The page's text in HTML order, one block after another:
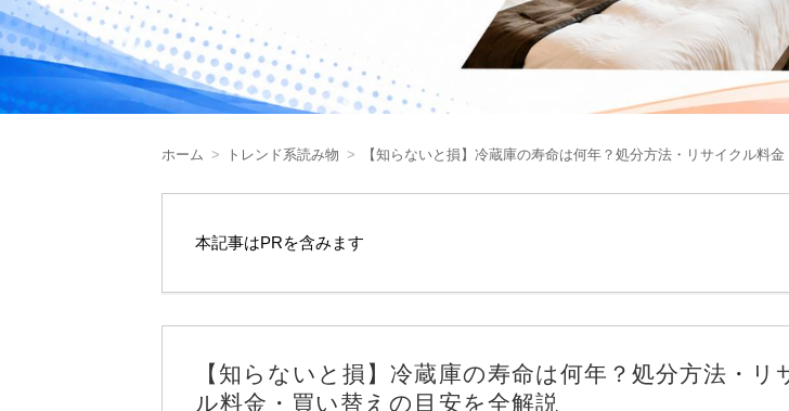
ホーム トレンド系読み物 【知らないと損】冷蔵庫の寿命は何年？処分方法・リサイクル料
本記事はPRを含みます
【知らないと損】冷蔵庫の寿命は何年？処分方法・リ
ル料金・買い替えの目安を全解説